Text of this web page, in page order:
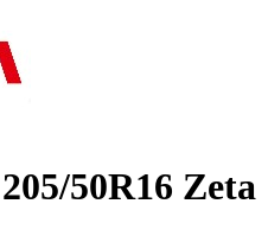
205/50R16 Zeta